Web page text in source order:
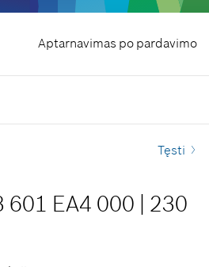
Aptarnavimas po pardavimo
Tęsti
601 EA4 000 230